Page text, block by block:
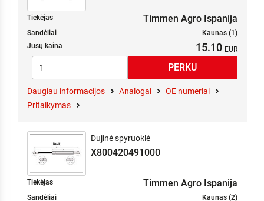
Tiekėjas Timmen Agro Ispanija
Sandėliai
Kaunas (1)
Jūsų kaina
15.10
Daugiau informacijos Analogai
OE numeriai
Pritaikymas
Dujinė spyruoklė
X800420491000
Tiekėjas Timmen Agro Ispanija
Sandėliai
Kaunas (2)